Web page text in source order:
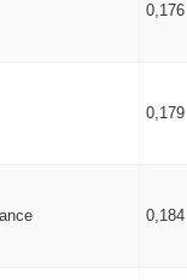
0,176
0,179
0,184